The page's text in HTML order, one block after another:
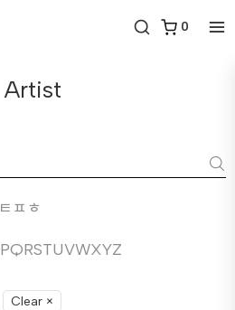
0
Artist
ㅌ ㅍ ㅎ
PQRSTUVWXYZ
Clear ×